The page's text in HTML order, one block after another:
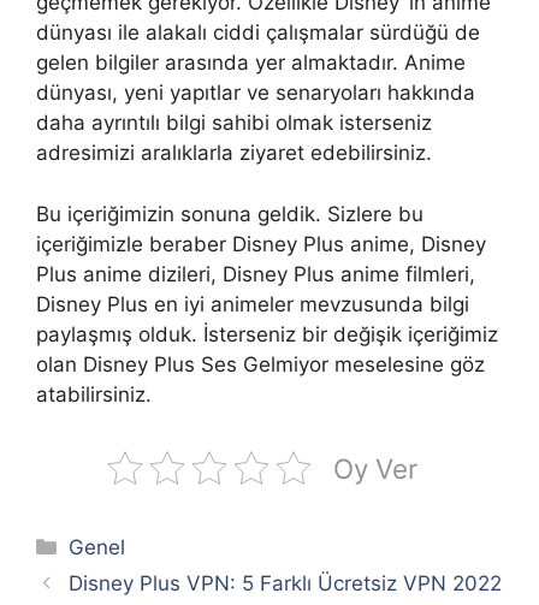
dünyası ile alakalı ciddi çalışmalar sürdüğü de
gelen bilgiler arasında yer almaktadır. Anime
dünyası, yeni yapıtlar ve senaryoları hakkında
daha ayrıntılı bilgi sahibi olmak isterseniz
adresimizi aralıklarla ziyaret edebilirsiniz.
Bu içeriğimizin sonuna geldik. Sizlere bu
içeriğimizle beraber Disney Plus anime, Disney
Plus anime dizileri, Disney Plus anime filmleri,
Disney Plus en iyi animeler mevzusunda bilgi
paylaşmış olduk. İsterseniz bir değişik içeriğimiz
olan Disney Plus Ses Gelmiyor meselesine göz
atabilirsiniz.
Oy Ver
Kategoriler
Genel
Disney Plus VPN: 5 Farklı Ücretsiz VPN 2022